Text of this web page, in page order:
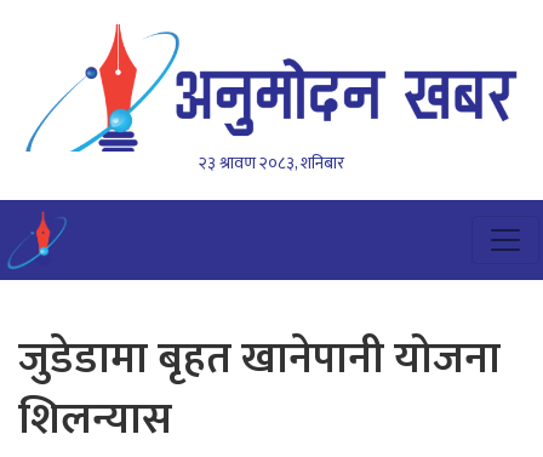
२३ श्रावण २०८३, शनिबार
जुडेडामा बृहत खानेपानी योजना
शिलन्यास